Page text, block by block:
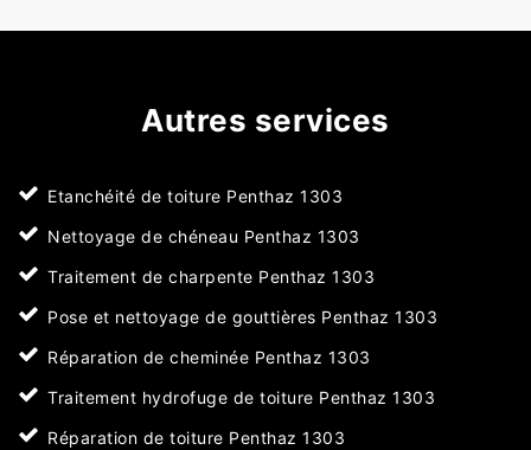
Autres services
Etanchéité de toiture Penthaz 1303
Nettoyage de chéneau Penthaz 1303
Traitement de charpente Penthaz 1303
Pose et nettoyage de gouttières Penthaz 1303
Réparation de cheminée Penthaz 1303
Traitement hydrofuge de toiture Penthaz 1303
Réparation de toiture Penthaz 1303